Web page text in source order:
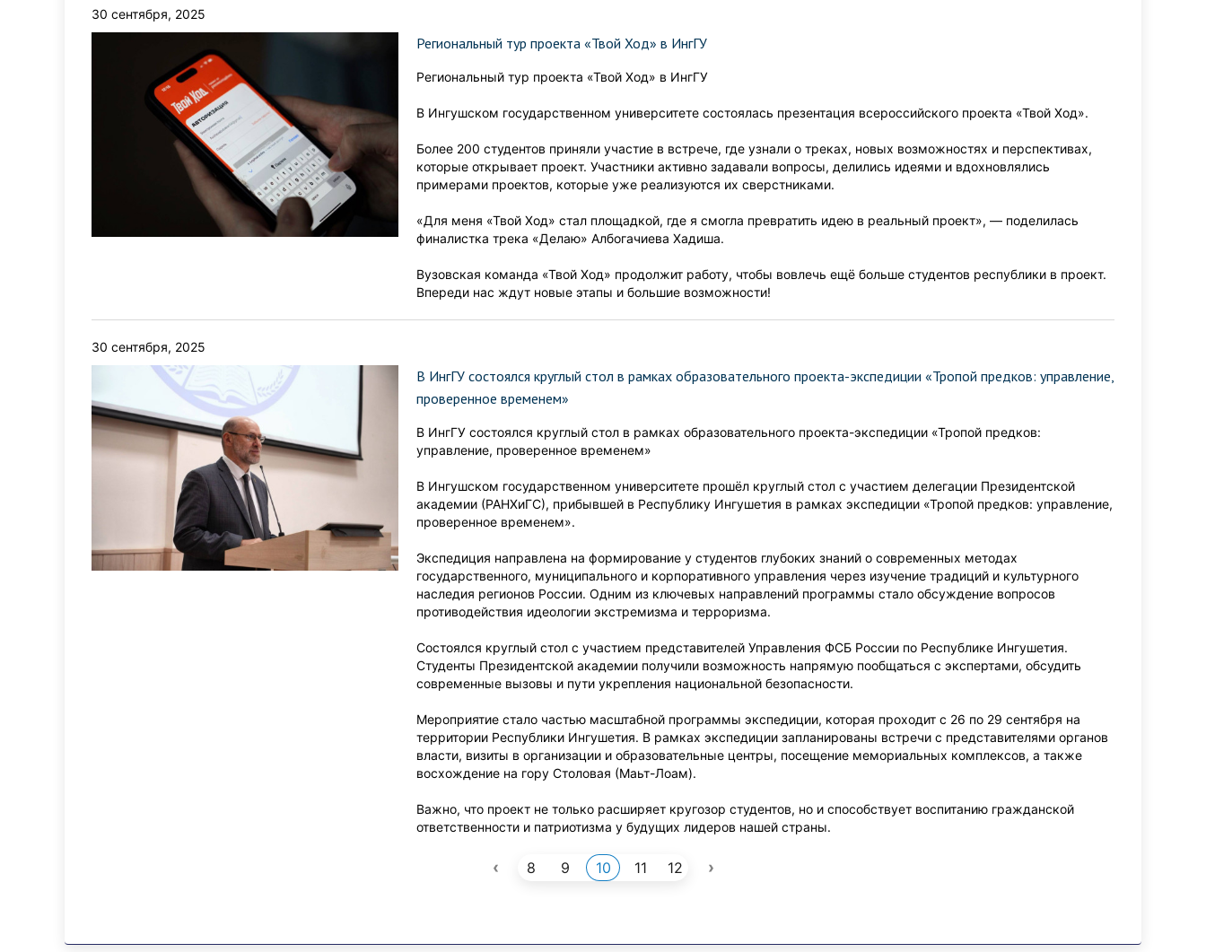
30 сентября, 2025
Региональный тур проекта «Твой Ход» в ИнгГУ
Региональный тур проекта «Твой Ход» в ИнгГУ
В Ингушском государственном университете состоялась презентация всероссийского проекта «Твой Ход».
Более 200 студентов приняли участие в встрече, где узнали о треках, новых возможностях и перспективах,
которые открывает проект. Участники активно задавали вопросы, делились идеями и вдохновлялись
примерами проектов, которые уже реализуются их сверстниками.
«Для меня «Твой Ход» стал площадкой, где я смогла превратить идею в реальный проект», — поделилась
финалистка трека «Делаю» Албогачиева Хадиша.
Вузовская команда «Твой Ход» продолжит работу, чтобы вовлечь ещё больше студентов республики в проект.
Впереди нас ждут новые этапы и большие возможности!
30 сентября, 2025
В ИнгГУ состоялся круглый стол в рамках образовательного проекта-экспедиции «Тропой предков: управление,
проверенное временем»
В ИнгГУ состоялся круглый стол в рамках образовательного проекта-экспедиции «Тропой предков:
управление, проверенное временем»
В Ингушском государственном университете прошёл круглый стол с участием делегации Президентской
академии (РАНХиГС), прибывшей в Республику Ингушетия в рамках экспедиции «Тропой предков: управление,
проверенное временем».
Экспедиция направлена на формирование у студентов глубоких знаний о современных методах
государственного, муниципального и корпоративного управления через изучение традиций и культурного
наследия регионов России. Одним из ключевых направлений программы стало обсуждение вопросов
противодействия идеологии экстремизма и терроризма.
Состоялся круглый стол с участием представителей Управления ФСБ России по Республике Ингушетия.
Студенты Президентской академии получили возможность напрямую пообщаться с экспертами, обсудить
современные вызовы и пути укрепления национальной безопасности.
Мероприятие стало частью масштабной программы экспедиции, которая проходит с 26 по 29 сентября на
территории Республики Ингушетия. В рамках экспедиции запланированы встречи с представителями органов
власти, визиты в организации и образовательные центры, посещение мемориальных комплексов, а также
восхождение на гору Столовая (Маьт-Лоам).
Важно, что проект не только расширяет кругозор студентов, но и способствует воспитанию гражданской
ответственности и патриотизма у будущих лидеров нашей страны.
‹ 8 9 10 11 12 ›